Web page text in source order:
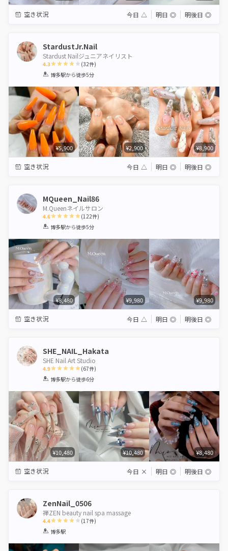
空き状況 今日 △ 明日 ◎ 明後日 ◎
StardustJr.Nail
Stardust Nailジュニアネイリスト
4.3
1 2 3 4 5
(32件)
博多駅から徒歩5分
¥5,900 ¥2,900 ¥8,900
空き状況 今日 △ 明日 ◎ 明後日 ◎
MQueen_Nail86
M.Queenネイルサロン
4.6
1 2 3 4 5
(122件)
博多駅から徒歩5分
¥8,480 ¥9,980 ¥9,980
空き状況 今日 △ 明日 ◎ 明後日 ◎
SHE_NAIL_Hakata
SHE Nail Art Studio
4.9
1 2 3 4 5
(67件)
博多駅から徒歩6分
¥10,480 ¥10,480 ¥8,480
空き状況 今日 × 明日 ◎ 明後日 ◎
ZenNail_0506
禅ZEN beauty nail spa massage
4.4
1 2 3
(17件)
博多駅